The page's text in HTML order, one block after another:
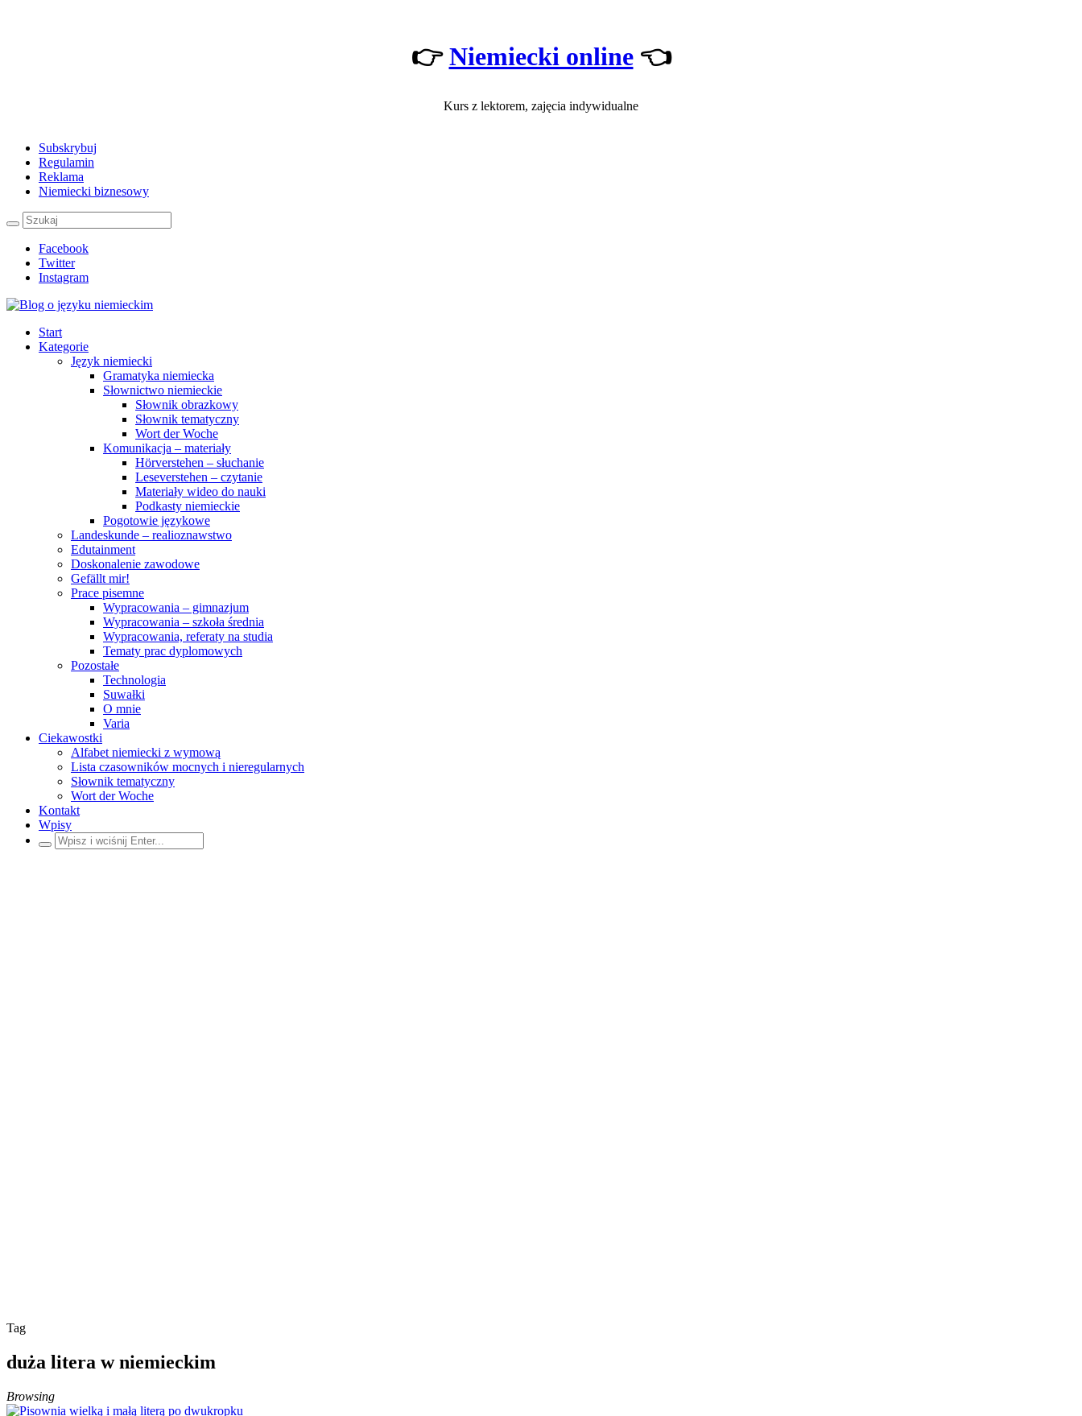
👉Niemiecki online👈
Kurs z lektorem, zajęcia indywidualne
Subskrybuj
Regulamin
Reklama
Niemiecki biznesowy
Facebook
Twitter
Instagram
Start
Kategorie
Język niemiecki
Gramatyka niemiecka
Słownictwo niemieckie
Słownik obrazkowy
Słownik tematyczny
Wort der Woche
Komunikacja – materiały
Hörverstehen – słuchanie
Leseverstehen – czytanie
Materiały wideo do nauki
Podkasty niemieckie
Pogotowie językowe
Landeskunde – realioznawstwo
Edutainment
Doskonalenie zawodowe
Gefällt mir!
Prace pisemne
Wypracowania – gimnazjum
Wypracowania – szkoła średnia
Wypracowania, referaty na studia
Tematy prac dyplomowych
Pozostałe
Technologia
Suwałki
O mnie
Varia
Ciekawostki
Alfabet niemiecki z wymową
Lista czasowników mocnych i nieregularnych
Słownik tematyczny
Wort der Woche
Kontakt
Wpisy
Tag
duża litera w niemieckim
Browsing